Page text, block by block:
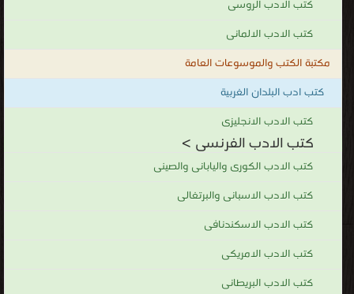
كتب الادب الروسى
كتب الادب الالمانى
مكتبة الكتب والموسوعات العامة
كتب ادب البلدان الغربية
كتب الادب الانجليزى
كتب الادب الفرنسى >
كتب الادب الكورى واليابانى والصينى
كتب الادب الاسبانى والبرتغالى
كتب الادب الاسكندنافى
كتب الادب الامريكى
كتب الادب البريطانى